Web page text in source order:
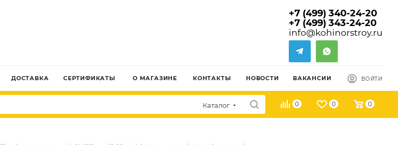
+7 (499) 340-24-20
+7 (499) 343-24-20
info@kohinorstroy.ru
ДОСТАВКА СЕРТИФИКАТЫ О МАГАЗИНЕ КОНТАКТЫ НОВОСТИ ВАКАНСИИ ВОЙТИ
Каталог 0 0 0